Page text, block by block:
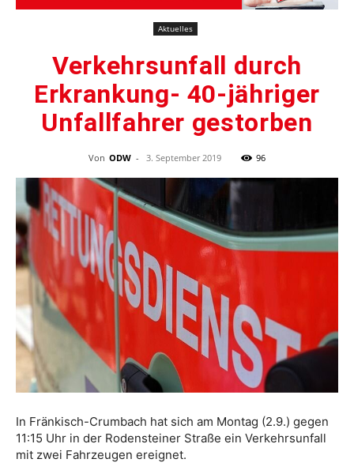
Aktuelles
Verkehrsunfall durch
Erkrankung- 40-jähriger
Unfallfahrer gestorben
Von ODW - 3. September 2019 96
In Fränkisch-Crumbach hat sich am Montag (2.9.) gegen
11:15 Uhr in der Rodensteiner Straße ein Verkehrsunfall
mit zwei Fahrzeugen ereignet.